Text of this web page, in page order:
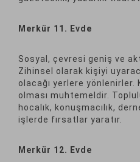
Merkür 11. Evde
Sosyal, çevresi geniş ve
Zihinsel olarak kişiyi
olacağı yerlere yönlenirler.
olması muhtemeldir.
hocalık, konuşmacılık,
işlerde fırsatlar yaratır.
Merkür 12. Evde